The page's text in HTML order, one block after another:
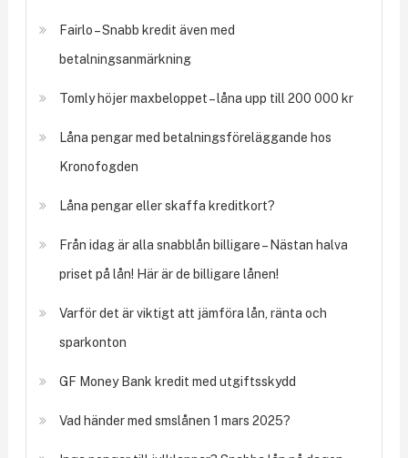
Fairlo – Snabb kredit även med
betalningsanmärkning
Tomly höjer maxbeloppet – låna upp till 200 000 kr
Låna pengar med betalningsföreläggande hos
Kronofogden
Låna pengar eller skaffa kreditkort?
Från idag är alla snabblån billigare – Nästan halva
priset på lån! Här är de billigare lånen!
Varför det är viktigt att jämföra lån, ränta och
sparkonton
GF Money Bank kredit med utgiftsskydd
Vad händer med smslånen 1 mars 2025?